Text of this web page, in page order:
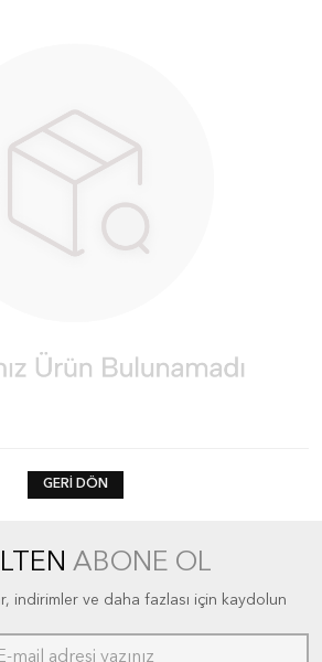
GERI DÖN
ABONE OL
indirimler ve daha fazlası için kaydolun